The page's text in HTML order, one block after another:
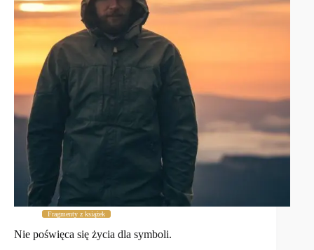
Fragmenty z książek
Nie poświęca się życia dla symboli.